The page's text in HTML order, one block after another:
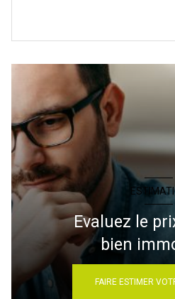
Evaluez le
bien
FAIRE ESTIMER